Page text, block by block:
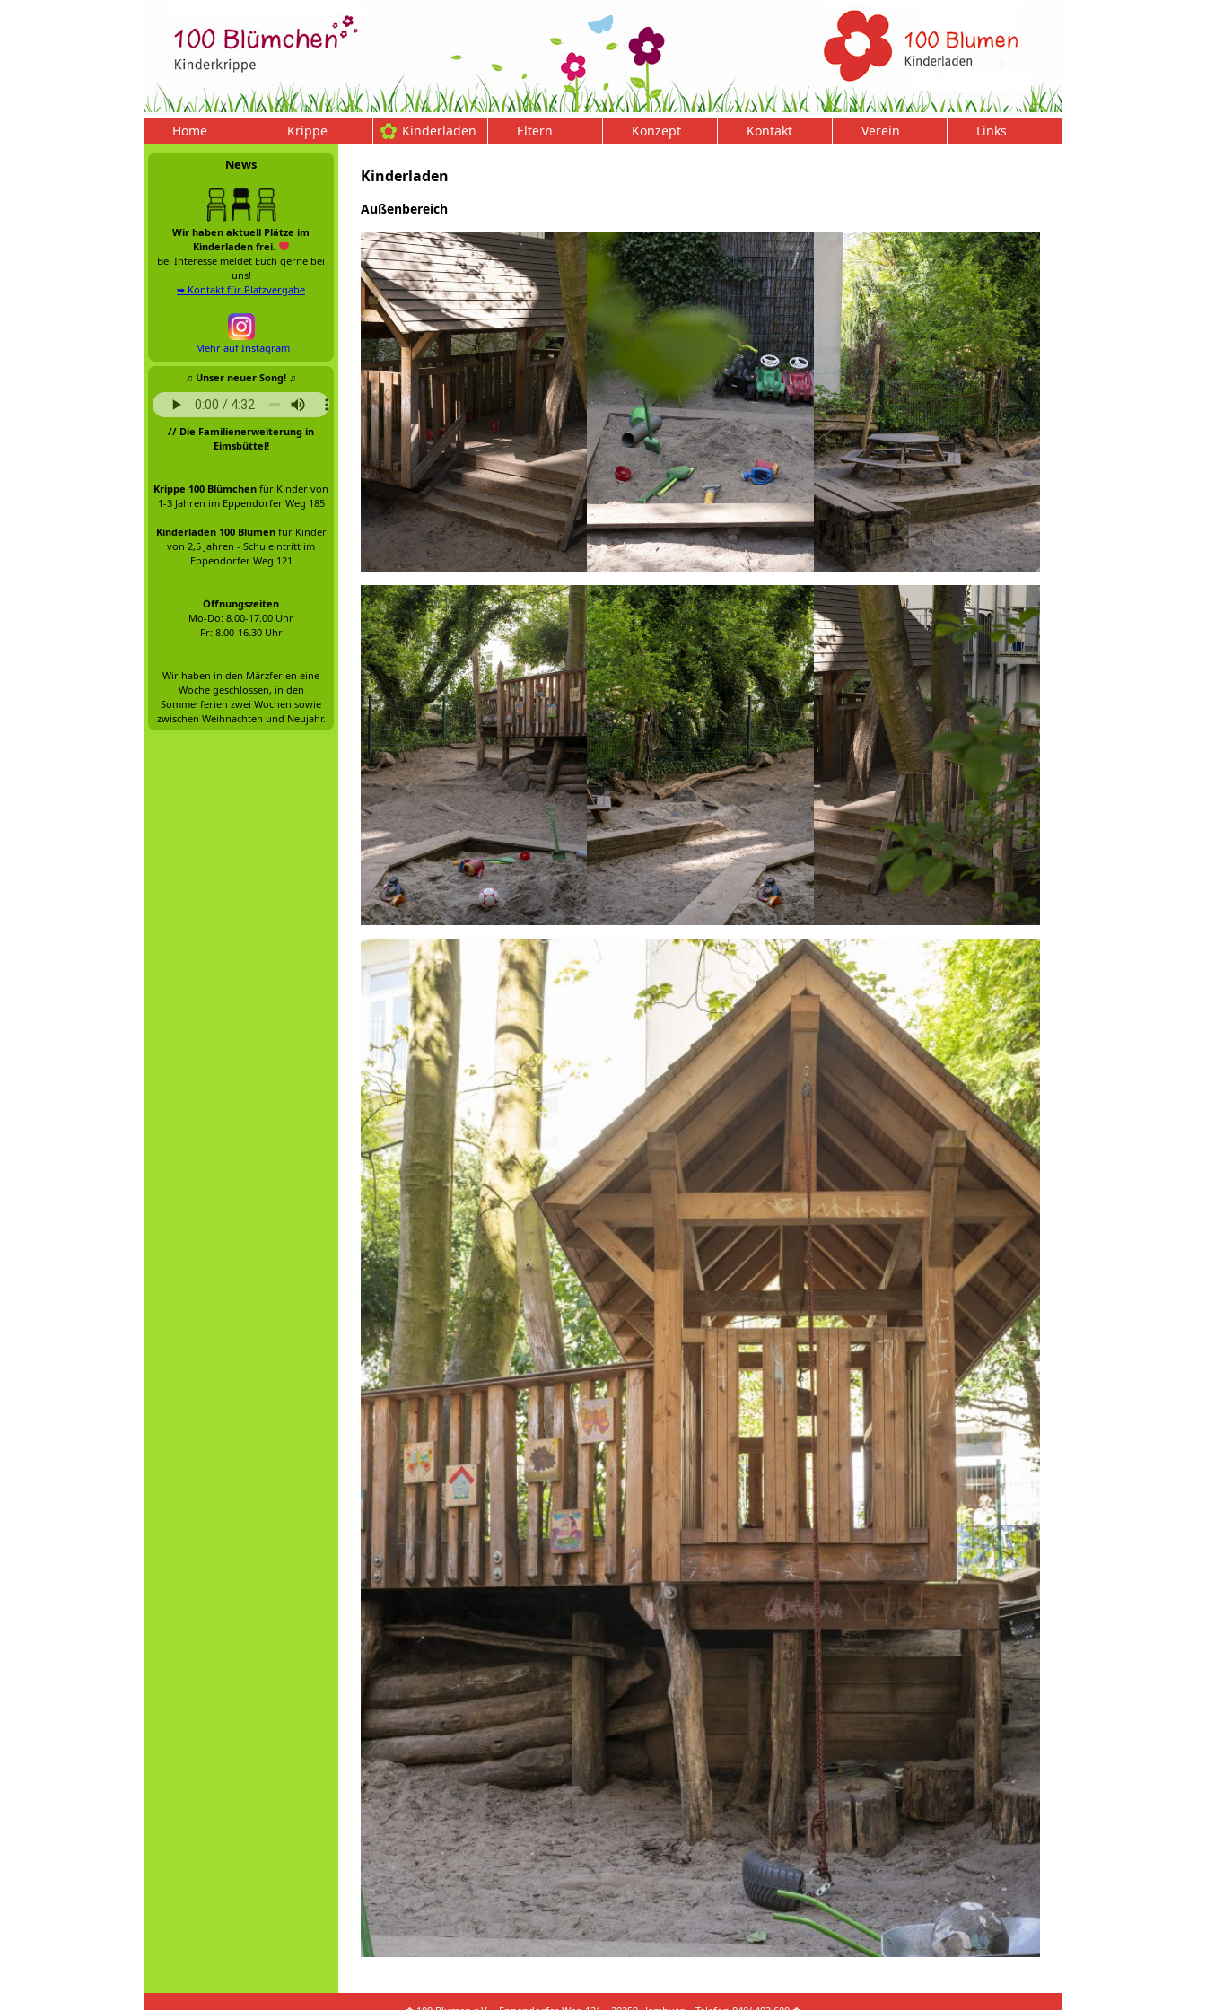
Home Krippe Kinderladen Eltern Konzept Kontakt Verein Links
News
Wir haben aktuell Plätze im
Kinderladen frei.
Bei Interesse meldet Euch gerne bei
uns!
➥ Kontakt für Platzvergabe
Mehr auf Instagram
♫ Unser neuer Song! ♫
// Die Familienerweiterung in
Eimsbüttel!
Krippe 100 Blümchen für Kinder von
1-3 Jahren im Eppendorfer Weg 185
Kinderladen 100 Blumenfür Kinder
von 2,5 Jahren - Schuleintritt im
Eppendorfer Weg 121
Öffnungszeiten
Mo-Do: 8.00-17.00 Uhr
Fr: 8.00-16.30 Uhr
Wir haben in den Märzferien eine
Woche geschlossen, in den
Sommerferien zwei Wochen sowie
zwischen Weihnachten und Neujahr.
Kinderladen
Außenbereich